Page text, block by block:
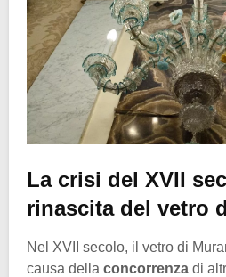
La crisi del XVII
rinascita del vetro
Nel XVII secolo, il vetro di
causa della concorrenza di